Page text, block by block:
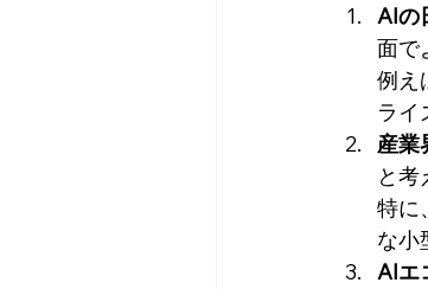
AIの
面で
例え
ライ
産業
と考
特に
な小
AIエ